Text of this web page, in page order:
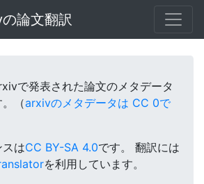
論文翻訳
で発表された論文のメタデータ
（arxivのメタデータは CC 0で
はCC BY-SA 4.0です。 翻訳には
を利用しています。